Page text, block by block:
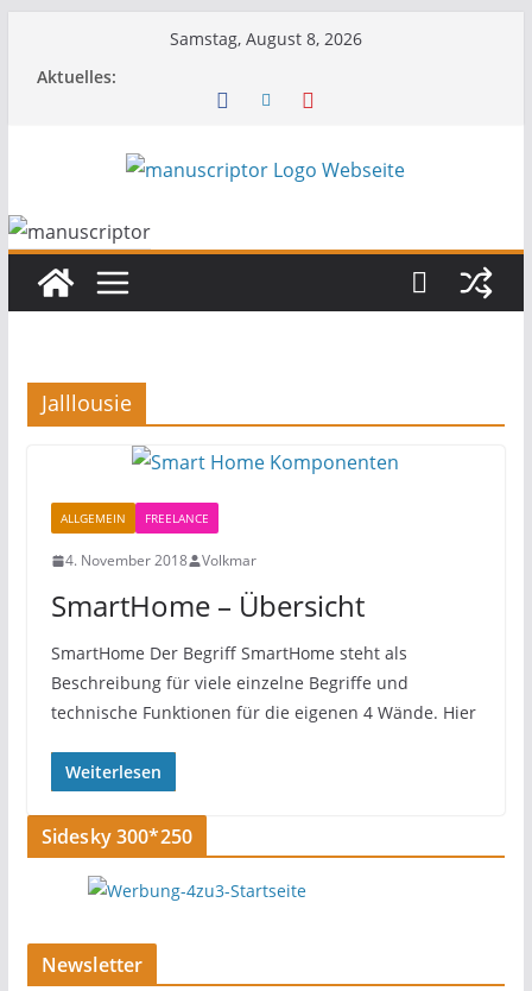
Samstag, August 8, 2026
Aktuelles:
Jalllousie
ALLGEMEIN FREELANCE
4. November 2018 Volkmar
SmartHome – Übersicht
SmartHome Der Begriff SmartHome steht als
Beschreibung für viele einzelne Begriffe und
technische Funktionen für die eigenen 4 Wände. Hier
Weiterlesen
Sidesky 300*250
Newsletter